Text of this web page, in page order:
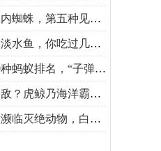
蛛，第五种见到要躲
鱼，你吃过几种呢？
蚂蚁排名，“子弹蚁”
虎鲸乃海洋霸主！
灭绝动物，白鳍豚几